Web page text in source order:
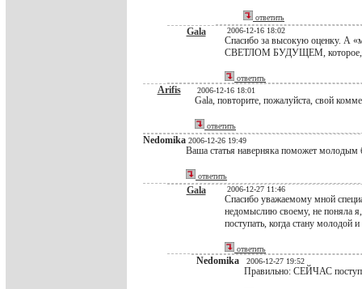
ответить
Gala 2006-12-16 18:02
Спасибо за высокую оценку. А
СВЕТЛОМ БУДУЩЕМ, которое,
ответить
Arifis 2006-12-16 18:01
Gala, повторите, пожалуйста, свой
ответить
Nedomika 2006-12-26 19:49
Ваша статья наверняка поможет молодым
ответить
Gala 2006-12-27 11:46
Спасибо уважаемому мной
недомыслию своему, не
поступать, когда стану молодой
ответить
Nedomika 2006-12-27 19:52
Правильно: СЕЙЧАС